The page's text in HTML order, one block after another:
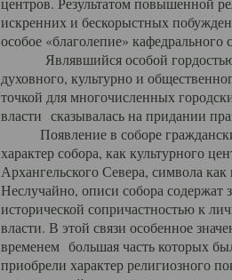
искренних и бескорыстных
особое «благолепие»
Являвшийся особой гордостью
духовного, культурно и
точкой для многочисленных
власти сказывалась на придании
Появление в соборе
характер собора, как культурного
Архангельского Севера, символа
Неслучайно, описи собора содержат
исторической сопричастностью к
власти. В этой связи особенное
временем большая часть которых
приобрели характер религиозного